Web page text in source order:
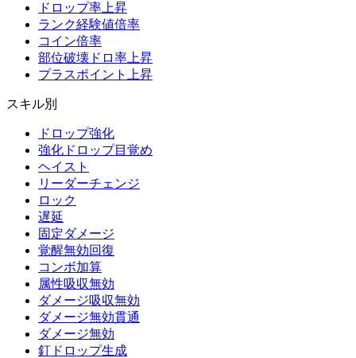
ドロップ率上昇
ランク経験値倍率
コイン倍率
部位破壊ドロ率上昇
プラスポイント上昇
スキル別
ドロップ強化
強化ドロップ目覚め
ヘイスト
リーダーチェンジ
ロック
遅延
固定ダメージ
覚醒無効回復
コンボ加算
属性吸収無効
ダメージ吸収無効
ダメージ無効貫通
ダメージ無効
釘ドロップ生成